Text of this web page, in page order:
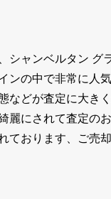
シャンベルタン グ
ンの中で非常に人
などが査定に大き
麗にされて査定の
ております、ご売